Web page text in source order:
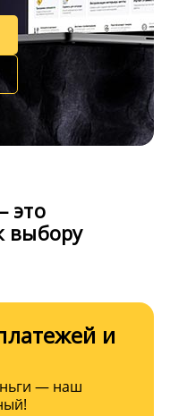
это
выбору
и
— наш